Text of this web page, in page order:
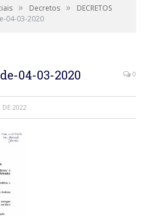
» Decretos »
DECRETOS
04-03-2020
04-03-2020 0
DE 2022